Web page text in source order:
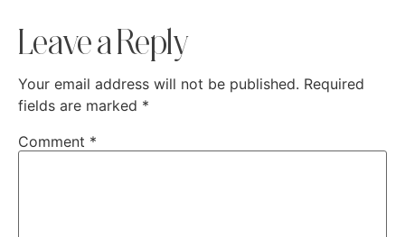
Leave a Reply
Your email address will not be published. Required
fields are marked *
Comment *